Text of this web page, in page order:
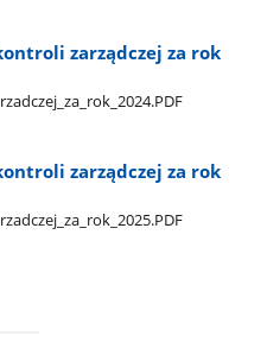
zarządczej za rok
zarządczej za rok